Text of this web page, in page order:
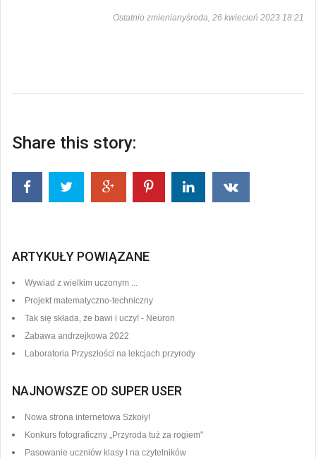
Ostatnio zmienianyśroda, 26 kwiecień 2023 18:21
Share this story:
ARTYKUŁY POWIĄZANE
Wywiad z wielkim uczonym ...
Projekt matematyczno-techniczny
Tak się składa, że bawi i uczy! - Neuron
Zabawa andrzejkowa 2022
Laboratoria Przyszłości na lekcjach przyrody
NAJNOWSZE OD SUPER USER
Nowa strona internetowa Szkoły!
Konkurs fotograficzny „Przyroda tuż za rogiem"
Pasowanie uczniów klasy I na czytelników